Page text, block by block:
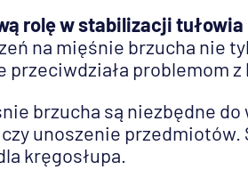
rolę w stabilizacji
na mięśnie brzucha nie
problemom z
brzucha są niezbędne
unoszenie przedmiotów.
kręgosłupa.